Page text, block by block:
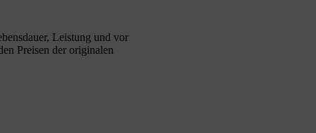
Leistung und vor
Preisen der originalen